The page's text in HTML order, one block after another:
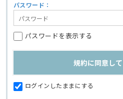
パスワード：
パスワードを表示する
ログインしたままにする